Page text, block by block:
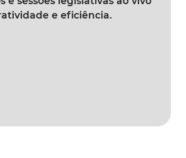
e eficiência.